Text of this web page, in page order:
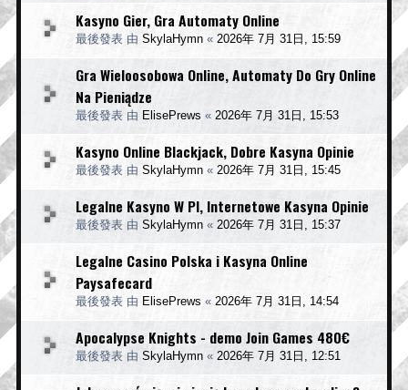
Kasyno Gier, Gra Automaty Online
最後發表 由 SkylaHymn « 2026年 7月 31日, 15:59
Gra Wieloosobowa Online, Automaty Do Gry Online
Na Pieniądze
最後發表 由 ElisePrews « 2026年 7月 31日, 15:53
Kasyno Online Blackjack, Dobre Kasyna Opinie
最後發表 由 SkylaHymn « 2026年 7月 31日, 15:45
Legalne Kasyno W Pl, Internetowe Kasyna Opinie
最後發表 由 SkylaHymn « 2026年 7月 31日, 15:37
Legalne Casino Polska i Kasyna Online
Paysafecard
最後發表 由 ElisePrews « 2026年 7月 31日, 14:54
Apocalypse Knights - demo Join Games 480€
最後發表 由 SkylaHymn « 2026年 7月 31日, 12:51